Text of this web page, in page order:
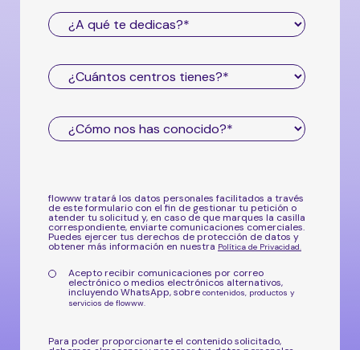
flowww tratará los datos personales facilitados a través
de este formulario con el fin de gestionar tu petición o
atender tu solicitud y, en caso de que marques la casilla
correspondiente, enviarte comunicaciones comerciales.
Puedes ejercer tus derechos de protección de datos y
obtener más información en nuestra Política de Privacidad
Acepto recibir comunicaciones por correo
electrónico o medios electrónicos alternativos,
incluyendo WhatsApp, sobre contenidos, productos y
servicios de flowww.
Para poder proporcionarte el contenido solicitado,